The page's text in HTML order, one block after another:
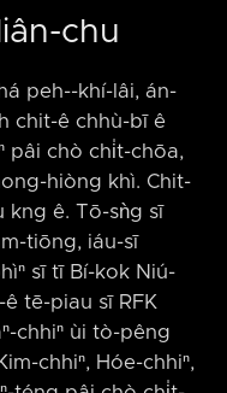
chu
peh-⁠-khí-lâi, án-
chit-ê chhù-bī ê
pâi chò chi̍t-chōa,
hiòng khì. Chit-
kng ê. Tō-sǹg sī
tiōng, iáu-sī
sī tī Bí-kok Niú-
tē-piau sī RFK
chhiⁿ ùi tò-pêng
chhiⁿ, Hóe-chhiⁿ,